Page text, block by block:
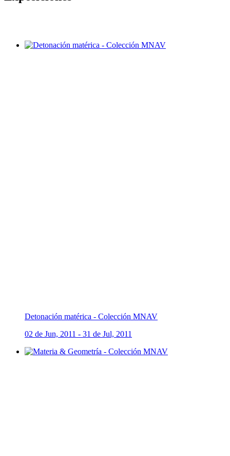
Detonación matérica - Colección MNAV
02 de Jun, 2011 - 31 de Jul, 2011